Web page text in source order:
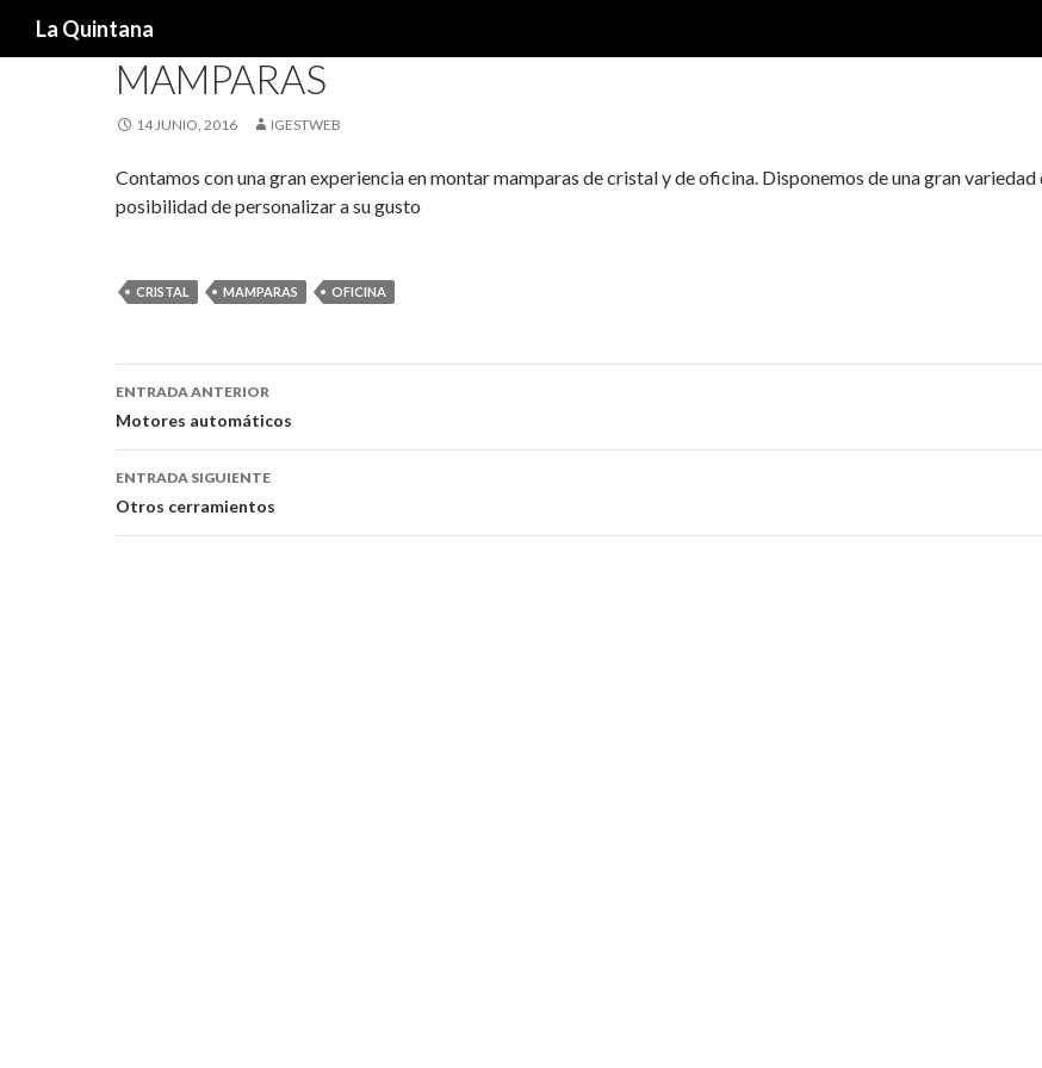
La Quintana
MAMPARAS
14 JUNIO, 2016 IGESTWEB
Contamos con una gran experiencia en montar mamparas de cristal y de oficina. Disponemos de una gran
posibilidad de personalizar a su gusto
CRISTAL MAMPARAS OFICINA
Navegación
de
entradas
ENTRADA ANTERIOR
Motores automáticos
ENTRADA SIGUIENTE
Otros cerramientos